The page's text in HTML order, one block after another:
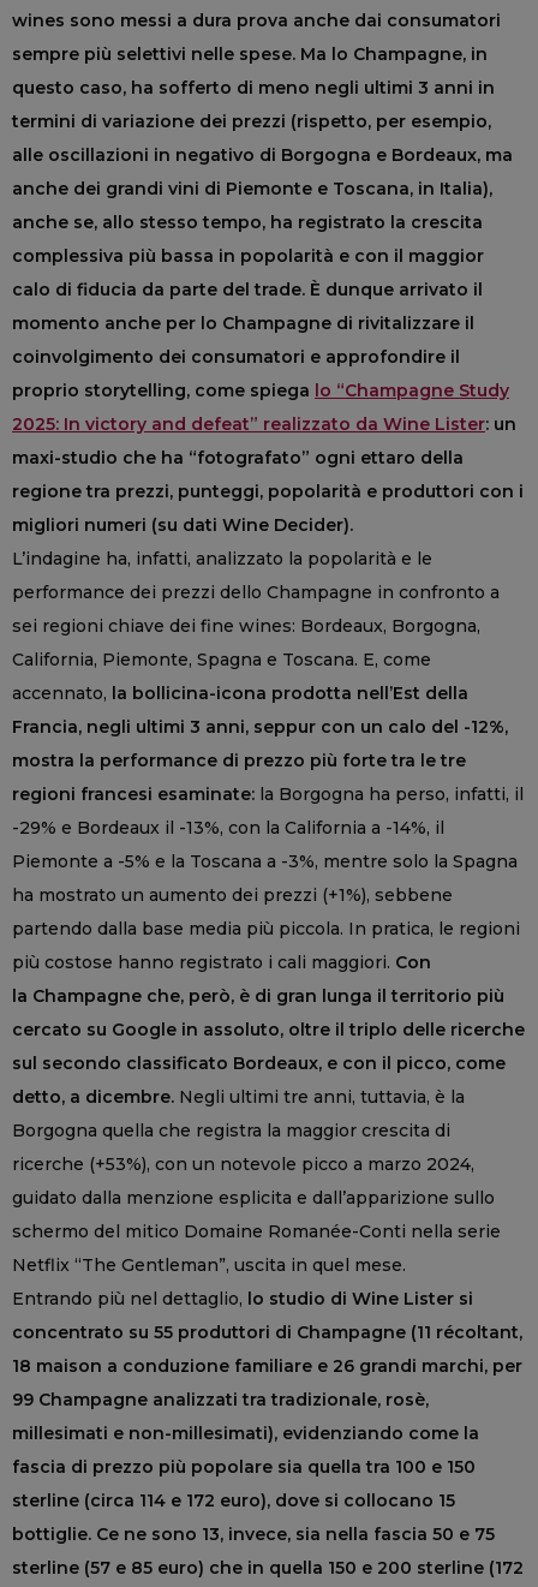
wines sono messi a dura prova anche dai consumatori
sempre più selettivi nelle spese. Ma lo Champagne, in
questo caso, ha sofferto di meno negli ultimi 3 anni in
termini di variazione dei prezzi (rispetto, per esempio,
alle oscillazioni in negativo di Borgogna e Bordeaux, ma
anche dei grandi vini di Piemonte e Toscana, in Italia),
anche se, allo stesso tempo, ha registrato la crescita
complessiva più bassa in popolarità e con il maggior
calo di fiducia da parte del trade. È dunque arrivato il
momento anche per lo Champagne di rivitalizzare il
coinvolgimento dei consumatori e approfondire il
proprio storytelling, come spiega lo “Champagne Study
2025: In victory and defeat” realizzato da Wine Lister: un
maxi-studio che ha “fotografato” ogni ettaro della
regione tra prezzi, punteggi, popolarità e produttori con i
migliori numeri (su dati Wine Decider).
L’indagine ha, infatti, analizzato la popolarità e le
performance dei prezzi dello Champagne in confronto a
sei regioni chiave dei fine wines: Bordeaux, Borgogna,
California, Piemonte, Spagna e Toscana. E, come
accennato, la bollicina-icona prodotta nell’Est della
Francia, negli ultimi 3 anni, seppur con un calo del -12%,
mostra la performance di prezzo più forte tra le tre
regioni francesi esaminate: la Borgogna ha perso, infatti, il
-29% e Bordeaux il -13%, con la California a -14%, il
Piemonte a -5% e la Toscana a -3%, mentre solo la Spagna
ha mostrato un aumento dei prezzi (+1%), sebbene
partendo dalla base media più piccola. In pratica, le regioni
più costose hanno registrato i cali maggiori. Con
la Champagne che, però, è di gran lunga il territorio più
cercato su Google in assoluto, oltre il triplo delle ricerche
sul secondo classificato Bordeaux, e con il picco, come
detto, a dicembre. Negli ultimi tre anni, tuttavia, è la
Borgogna quella che registra la maggior crescita di
ricerche (+53%), con un notevole picco a marzo 2024,
guidato dalla menzione esplicita e dall’apparizione sullo
schermo del mitico Domaine Romanée-Conti nella serie
Netflix “The Gentleman”, uscita in quel mese.
Entrando più nel dettaglio, lo studio di Wine Lister si
concentrato su 55 produttori di Champagne (11 récoltant,
18 maison a conduzione familiare e 26 grandi marchi, per
99 Champagne analizzati tra tradizionale, rosè,
millesimati e non-millesimati), evidenziando come la
fascia di prezzo più popolare sia quella tra 100 e 150
sterline (circa 114 e 172 euro), dove si collocano 15
bottiglie. Ce ne sono 13, invece, sia nella fascia 50 e 75
sterline (57 e 85 euro) che in quella 150 e 200 sterline (172